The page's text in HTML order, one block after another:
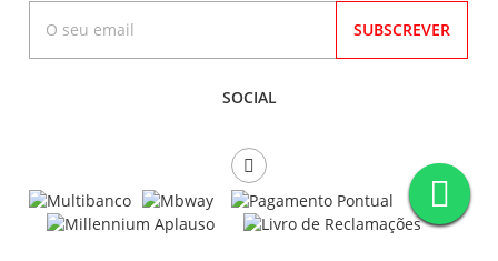
SUBSCREVER
SOCIAL